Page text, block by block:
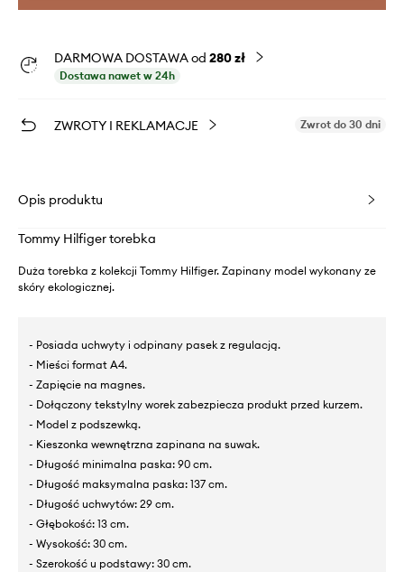
DARMOWA DOSTAWA od 280 zł
Dostawa nawet w 24h
ZWROTY I REKLAMACJE Zwrot do 30 dni
Opis produktu
Tommy Hilfiger torebka
Duża torebka z kolekcji Tommy Hilfiger. Zapinany model wykonany ze
skóry ekologicznej.
- Posiada uchwyty i odpinany pasek z regulacją.
- Mieści format A4.
- Zapięcie na magnes.
- Dołączony tekstylny worek zabezpiecza produkt przed kurzem.
- Model z podszewką.
- Kieszonka wewnętrzna zapinana na suwak.
- Długość minimalna paska: 90 cm.
- Długość maksymalna paska: 137 cm.
- Długość uchwytów: 29 cm.
- Głębokość: 13 cm.
- Wysokość: 30 cm.
- Szerokość u podstawy: 30 cm.